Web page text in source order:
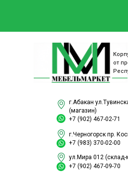
от
г.Абакан
(магазин)
+7 (902) 467-02-71
г.Черногорск пр.
+7 (983) 370-02-00
ул.Мира 012 (склад-
+7 (902) 467-09-70